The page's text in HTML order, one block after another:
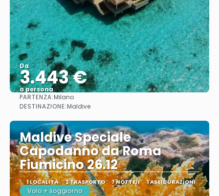
Da
3.443 €
a persona
PARTENZA:Milano
DESTINAZIONE:Maldive
Maldive Speciale
Capodanno da Roma
Fiumicino 26.12
1 LOCALITÀ 2 TRASPORTO 7 NOTTE/I 1 ASSICURAZIONI
Volo + soggiorno